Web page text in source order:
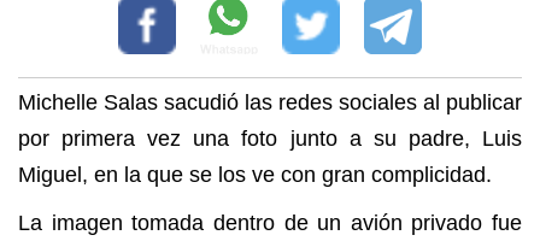
Michelle Salas sacudió las redes sociales al publicar
por primera vez una foto junto a su padre, Luis
Miguel, en la que se los ve con gran complicidad.
La imagen tomada dentro de un avión privado fue